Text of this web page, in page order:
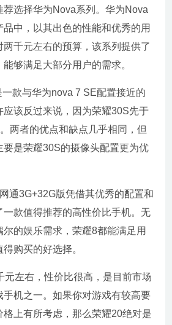
荐选择华为Nova系列。华为Nova
中，以其出色的性能和优秀的用
两千元左右的预算，该系列提供了
够满足大部分用户的需求。
款与华为nova 7 SE配置接近的
应该反过来说，因为荣耀30S先于
两者的优点和缺点几乎相同，但
要是荣耀30S的摄像头配置更为优
通3G+32G版凭借其优秀的配置和
一款值得推荐的高性价比手机。无
的娱乐需求，荣耀8都能满足用
购买的好选择。
元左右，性价比很高，是目前市场
手机之一。如果你对游戏有较高要
上有所考虑，那么荣耀20绝对是